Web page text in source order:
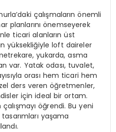
çalışmaların önemli
planlarını önemseyerek
ticari alanların üst
yüksekliğiyleloft daireler
yukarda, asma
var. Yatak odası, tuvalet,
orası hem ticari hem
ders veren öğretmenler,
için ideal bir ortam.
öğrendi. Bu yeni
yaşama